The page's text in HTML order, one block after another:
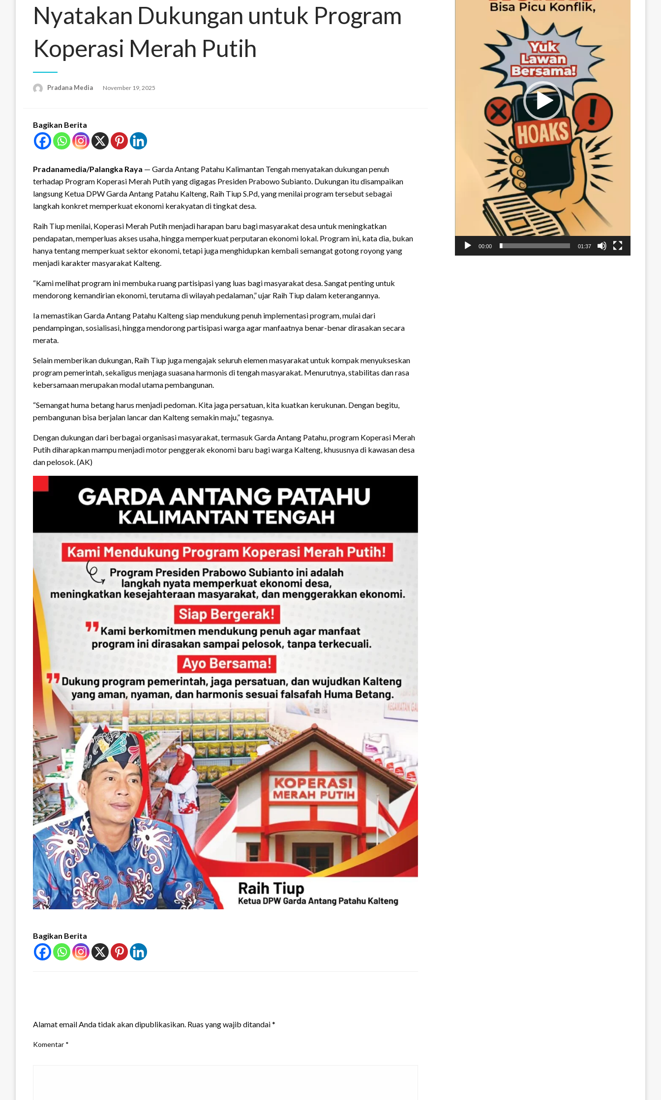
Nyatakan Dukungan untuk Program
Koperasi Merah Putih
Pradana Media November 19, 2025
Bagikan Berita
Pradanamedia/Palangka Raya — Garda Antang Patahu Kalimantan Tengah menyatakan dukungan penuh
terhadap Program Koperasi Merah Putih yang digagas Presiden Prabowo Subianto. Dukungan itu disampaikan
langsung Ketua DPW Garda Antang Patahu Kalteng, Raih Tiup S.Pd, yang menilai program tersebut sebagai
langkah konkret memperkuat ekonomi kerakyatan di tingkat desa.
Raih Tiup menilai, Koperasi Merah Putih menjadi harapan baru bagi masyarakat desa untuk meningkatkan
pendapatan, memperluas akses usaha, hingga memperkuat perputaran ekonomi lokal. Program ini, kata dia, bukan
hanya tentang memperkuat sektor ekonomi, tetapi juga menghidupkan kembali semangat gotong royong yang
menjadi karakter masyarakat Kalteng.
“Kami melihat program ini membuka ruang partisipasi yang luas bagi masyarakat desa. Sangat penting untuk
mendorong kemandirian ekonomi, terutama di wilayah pedalaman,” ujar Raih Tiup dalam keterangannya.
Ia memastikan Garda Antang Patahu Kalteng siap mendukung penuh implementasi program, mulai dari
pendampingan, sosialisasi, hingga mendorong partisipasi warga agar manfaatnya benar-benar dirasakan secara
merata.
Selain memberikan dukungan, Raih Tiup juga mengajak seluruh elemen masyarakat untuk kompak menyukseskan
program pemerintah, sekaligus menjaga suasana harmonis di tengah masyarakat. Menurutnya, stabilitas dan rasa
kebersamaan merupakan modal utama pembangunan.
“Semangat huma betang harus menjadi pedoman. Kita jaga persatuan, kita kuatkan kerukunan. Dengan begitu,
pembangunan bisa berjalan lancar dan Kalteng semakin maju,” tegasnya.
Dengan dukungan dari berbagai organisasi masyarakat, termasuk Garda Antang Patahu, program Koperasi Merah
Putih diharapkan mampu menjadi motor penggerak ekonomi baru bagi warga Kalteng, khususnya di kawasan desa
dan pelosok. (AK)
Bagikan Berita
Alamat email Anda tidak akan dipublikasikan. Ruas yang wajib ditandai*
Komentar *
00:00 01:37